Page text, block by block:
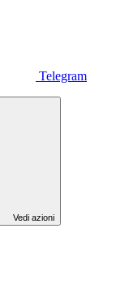
Telegram
Vedi azioni